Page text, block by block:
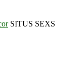
SITUS SEXS